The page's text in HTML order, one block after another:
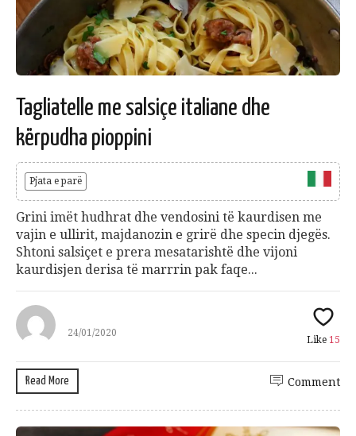
Tagliatelle me salsiçe italiane dhe
kërpudha pioppini
Pjata e parë
Grini imët hudhrat dhe vendosini të kaurdisen me
vajin e ullirit, majdanozin e grirë dhe specin djegës.
Shtoni salsiçet e prera mesatarishtë dhe vijoni
kaurdisjen derisa të marrrin pak faqe...
24/01/2020
Like 15
Read More Comment